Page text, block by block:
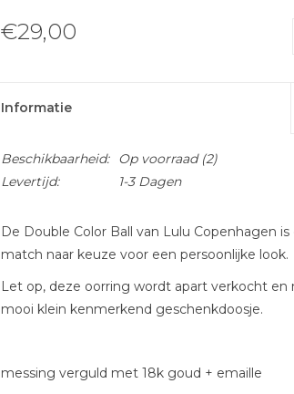
€29,00
Informatie
Beschikbaarheid: Op voorraad(2)
Levertijd:
1-3 Dagen
De Double Color Ball van Lulu Copenhagen
match naar keuze voor een persoonlijke look.
Let op, deze oorring wordt apart verkocht
mooi klein kenmerkend geschenkdoosje.
messing verguld met 18k goud + emaille